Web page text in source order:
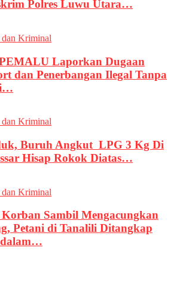
Polres Luwu Utara…
Kriminal
Laporkan Dugaan
dan Penerbangan Ilegal Tanpa
Kriminal
Buruh Angkut LPG 3 Kg Di
Hisap Rokok Diatas…
Kriminal
Sambil Mengacungkan
Petani di Tanalili Ditangkap